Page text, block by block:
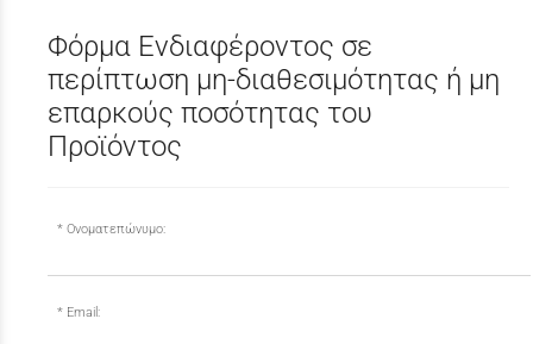
Φόρμα Ενδιαφέροντος σε
περίπτωση μη-διαθεσιμότητας ή μη
επαρκούς ποσότητας του
Προϊόντος
Ονοματεπώνυμο:
Email: